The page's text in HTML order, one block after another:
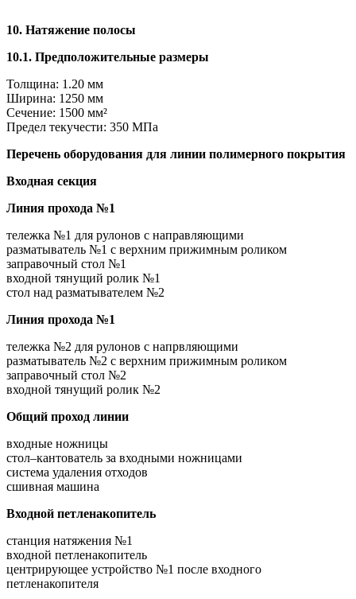
10. Натяжение полосы
10.1. Предположительные размеры
Толщина: 1.20 мм
Ширина: 1250 мм
Сечение: 1500 мм²
Предел текучести: 350 MПа
Перечень оборудования для линии полимерного покрытия
Входная секция
Линия прохода №1
тележка №1 для рулонов с направляющими
разматыватель №1 с верхним прижимным роликом
заправочный стол №1
входной тянущий ролик №1
стол над разматывателем №2
Линия прохода №1
тележка №2 для рулонов с напрвляющими
разматыватель №2 с верхним прижимным роликом
заправочный стол №2
входной тянущий ролик №2
Общий проход линии
входные ножницы
стол–кантователь за входными ножницами
система удаления отходов
сшивная машина
Входной петленакопитель
станция натяжения №1
входной петленакопитель
центрирующее устройство №1 после входного
петленакопителя